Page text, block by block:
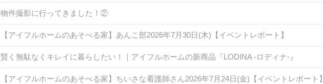
物件撮影に行ってきました！②
【アイフルホームのあそべる家】あんこ部2026年7月30日(木)【イベントレポート】
賢く無駄なくキレイに暮らしたい！｜アイフルホームの新商品『LODINA -ロディナ-』
【アイフルホームのあそべる家】ちいさな看護師さん2026年7月24日(金)【イベントレポート】